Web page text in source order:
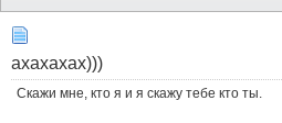
ахахахах)))
Скажи мне, кто я и я скажу тебе кто ты.